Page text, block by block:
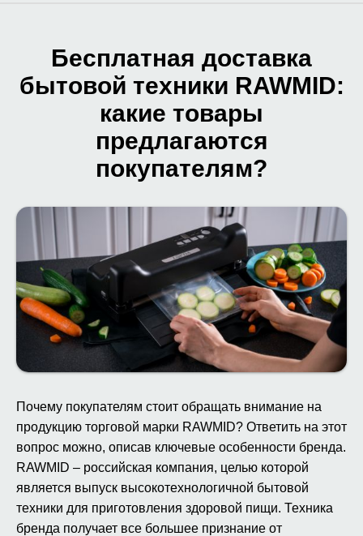
Бесплатная доставка
бытовой техники RAWMID:
какие товары
предлагаются
покупателям?
Почему покупателям стоит обращать внимание на
продукцию торговой марки RAWMID? Ответить на этот
вопрос можно, описав ключевые особенности бренда.
RAWMID – российская компания, целью которой
является выпуск высокотехнологичной бытовой
техники для приготовления здоровой пищи. Техника
бренда получает все большее признание от